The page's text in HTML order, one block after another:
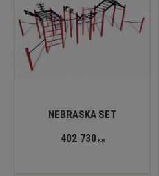
NEBRASKA SET
402 730KR